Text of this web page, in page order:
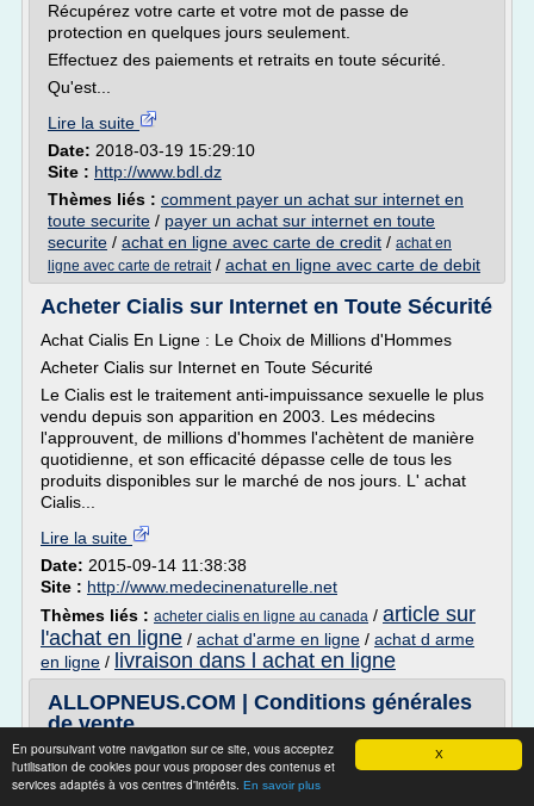
X
En poursuivant votre navigation sur ce site, vous acceptez
l'utilisation de cookies pour vous proposer des contenus et
services adaptés à vos centres d'intérêts. En savoir plus
Récupérez votre carte et votre mot de passe de
protection en quelques jours seulement.
Effectuez des paiements et retraits en toute sécurité.
Qu'est...
Lire la suite
Date: 2018-03-19 15:29:10
Site : http://www.bdl.dz
Thèmes liés : comment payer un achat sur internet en
toute securite / payer un achat sur internet en toute
securite / achat en ligne avec carte de credit / achat en
ligne avec carte de retrait/ achat en ligne avec carte de debit
Acheter Cialis sur Internet en Toute Sécurité
Achat Cialis En Ligne : Le Choix de Millions d'Hommes
Acheter Cialis sur Internet en Toute Sécurité
Le Cialis est le traitement anti-impuissance sexuelle le plus
vendu depuis son apparition en 2003. Les médecins
l'approuvent, de millions d'hommes l'achètent de manière
quotidienne, et son efficacité dépasse celle de tous les
produits disponibles sur le marché de nos jours. L' achat
Cialis...
Lire la suite
Date: 2015-09-14 11:38:38
Site : http://www.medecinenaturelle.net
Thèmes liés : acheter cialis en ligne au canada / article sur
l'achat en ligne / achat d'arme en ligne / achat d arme
en ligne / livraison dans l achat en ligne
ALLOPNEUS.COM | Conditions générales
de vente
IMPORTANT - NOTE A L'UTILISATEUR :
VEUILLEZ LIRE ATTENTIVEMENT CES CONDITIONS